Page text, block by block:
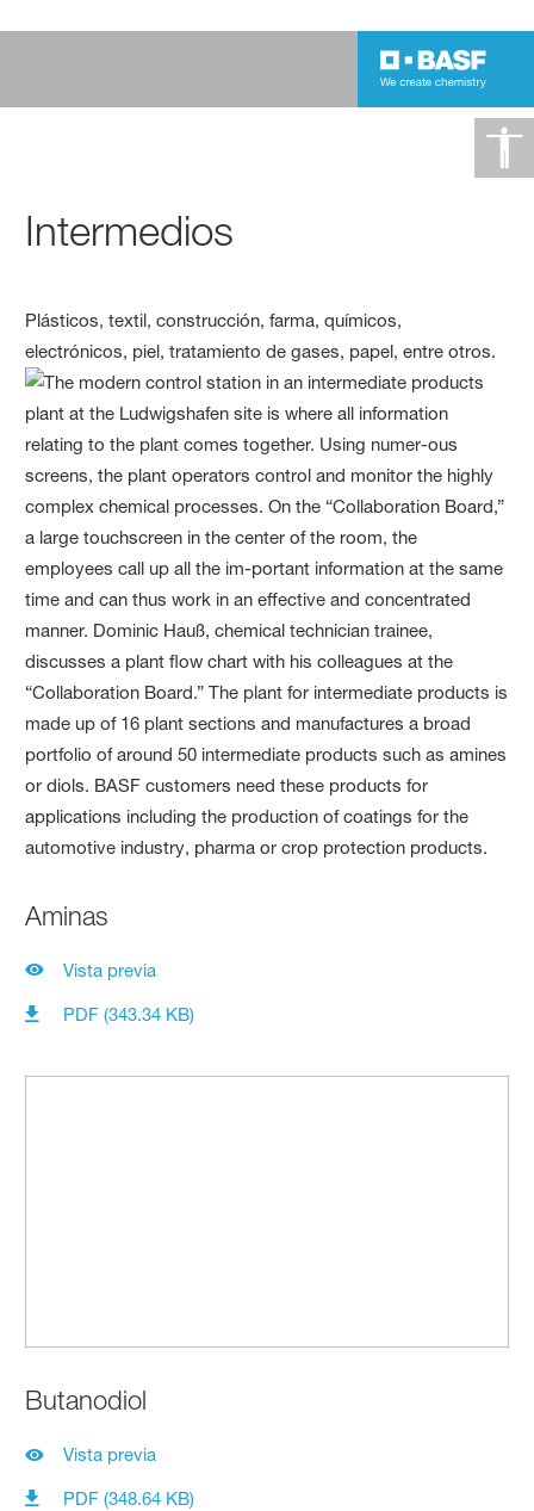
Intermedios
Plásticos, textil, construcción, farma, químicos,
electrónicos, piel, tratamiento de gases, papel, entre otros.
Aminas
Vista previa
PDF (343.34 KB)
Butanodiol
Vista previa
PDF (348.64 KB)